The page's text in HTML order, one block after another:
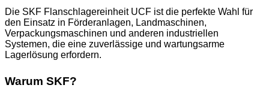
Die SKF Flanschlagereinheit UCF ist die perfekte Wahl für
den Einsatz in Förderanlagen, Landmaschinen,
Verpackungsmaschinen und anderen industriellen
Systemen, die eine zuverlässige und wartungsarme
Lagerlösung erfordern.
Warum SKF?